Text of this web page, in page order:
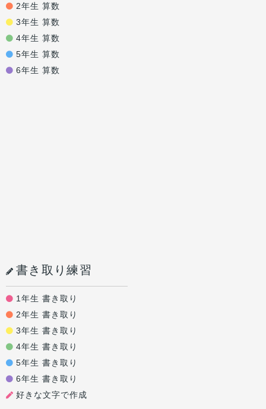
2年生 算数
3年生 算数
4年生 算数
5年生 算数
6年生 算数
書き取り練習
1年生 書き取り
2年生 書き取り
3年生 書き取り
4年生 書き取り
5年生 書き取り
6年生 書き取り
好きな文字で作成